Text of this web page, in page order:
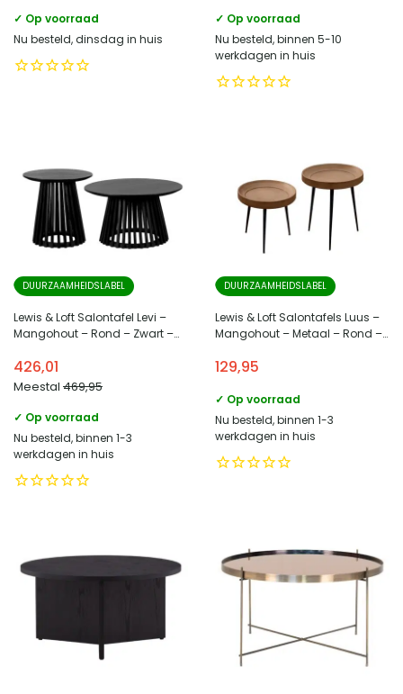
✓ Op voorraad
Nu besteld, dinsdag in huis
✓ Op voorraad
Nu besteld, binnen 5-10
werkdagen in huis
DUURZAAMHEIDSLABEL
Lewis & Loft Salontafel Levi –
Mangohout – Rond – Zwart –
426,01
Meestal 469,95
✓ Op voorraad
Nu besteld, binnen 1-3
werkdagen in huis
DUURZAAMHEIDSLABEL
Lewis & Loft Salontafels Luus –
Mangohout – Metaal – Rond –
van 2
129,95
✓ Op voorraad
Nu besteld, binnen 1-3
werkdagen in huis